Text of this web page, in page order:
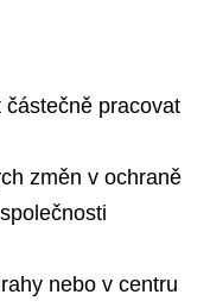
pracovat
změn v ochraně
nebo v centru